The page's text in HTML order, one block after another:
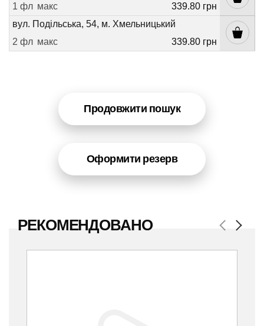
1 фл макс
339.80 грн
вул. Подільська, 54, м. Хмельницький
2 фл макс 339.80 грн
Продовжити пошук
Оформити резерв
РЕКОМЕНДОВАНО Previous
Next